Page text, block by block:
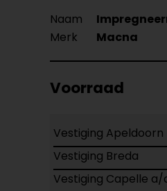
Naam
Merk
Macna
Voorraad
Vestiging Apeldoorn
Vestiging Breda
Vestiging Capelle a/